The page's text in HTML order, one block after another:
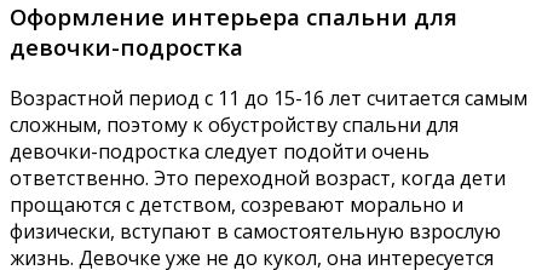
Оформление интерьера спальни для
девочки-подростка
Возрастной период с 11 до 15-16 лет считается самым
сложным, поэтому к обустройству спальни для
девочки-подростка следует подойти очень
ответственно. Это переходной возраст, когда дети
прощаются с детством, созревают морально и
физически, вступают в самостоятельную взрослую
жизнь. Девочке уже не до кукол, она интересуется